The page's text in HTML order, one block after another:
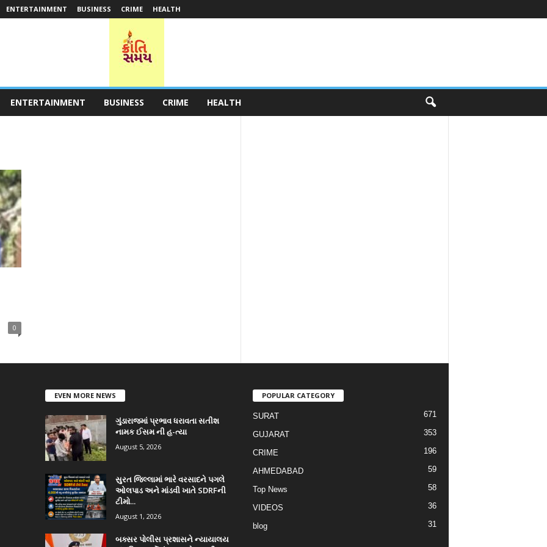
ENTERTAINMENT BUSINESS CRIME HEALTH
ENTERTAINMENT BUSINESS CRIME HEALTH
0
EVEN MORE NEWS
ગુંડારાજમાં પ્રભાવ ધરાવતા સતીશ
નામક ઈસમ ની હ-ત્યા
August 5, 2026
સુરત જિલ્લામાં ભારે વરસાદને પગલે
ઓલપાડ અને માંડવી ખાતે SDRFની
ટીમો...
August 1, 2026
બક્સર પોલીસ પ્રશાસને ન્યાયાલય
POPULAR CATEGORY
SURAT 671
GUJARAT 353
CRIME 196
AHMEDABAD 59
Top News 58
VIDEOS 36
blog 31